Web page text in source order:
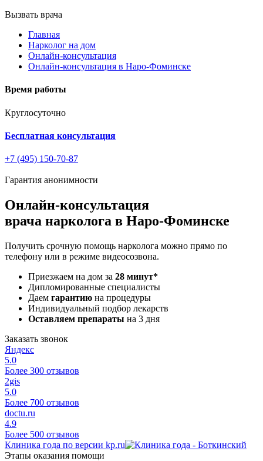
Вызвать врача
Главная
Нарколог на дом
Онлайн-консультация
Онлайн-консультация в Наро-Фоминске
Время работы
Круглосуточно
Бесплатная консультация
+7 (495) 150-70-87
Гарантия анонимности
Онлайн-консультация
врача нарколога в Наро-Фоминске
Получить срочную помощь нарколога можно прямо по
телефону или в режиме видеосозвона.
Приезжаем на дом за 28 минут*
Дипломированные специалисты
Даем гарантию на процедуры
Индивидуальный подбор лекарств
Оставляем препараты на 3 дня
Заказать звонок
Яндекс
5.0
Более 300 отзывов
2gis
5.0
Более 700 отзывов
doctu.ru
4.9
Более 500 отзывов
Клиника года по версии kp.ru
Этапы оказания помощи